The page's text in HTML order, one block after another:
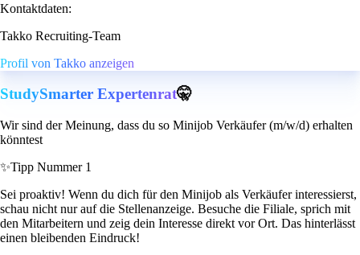
Kontaktdaten:
Takko Recruiting-Team
Profil von Takko anzeigen
StudySmarter Expertenrat🤫
Wir sind der Meinung, dass du so Minijob Verkäufer (m/w/d) erhalten
könntest
✨Tipp Nummer 1
Sei proaktiv! Wenn du dich für den Minijob als Verkäufer interessierst,
schau nicht nur auf die Stellenanzeige. Besuche die Filiale, sprich mit
den Mitarbeitern und zeig dein Interesse direkt vor Ort. Das hinterlässt
einen bleibenden Eindruck!